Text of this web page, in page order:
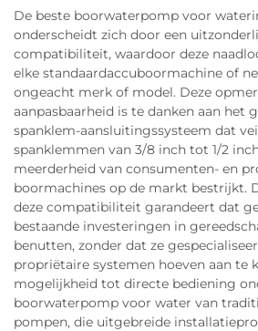
De beste boorwaterpomp voor
onderscheidt zich door een
compatibiliteit, waardoor deze
elke standaardaccuboormachine of
ongeacht merk of model. Deze
aanpasbaarheid is te danken aan het
spanklem-aansluitingssysteem dat
spanklemmen van 3/8 inch tot 1/2
meerderheid van consumenten- en
boormachines op de markt bestrijkt.
deze compatibiliteit garandeert dat
bestaande investeringen in
benutten, zonder dat ze
propriëtaire systemen hoeven aan te
mogelijkheid tot directe bediening
boorwaterpomp voor water van
pompen, die uitgebreide